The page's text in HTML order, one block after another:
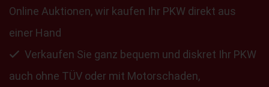
Online Auktionen, wir kaufen Ihr PKW direkt aus
einer Hand
Verkaufen Sie ganz bequem und diskret Ihr PKW
auch ohne TÜV oder mit Motorschaden,